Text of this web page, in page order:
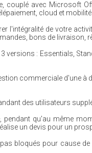
couplé avec Microsoft
cloud et mobilité.
l'intégralité de votre
bons de livraison,
versions : Essentials,
commerciale d'une à
des utilisateurs
qu'au même
un devis pour un
bloqués pour cause